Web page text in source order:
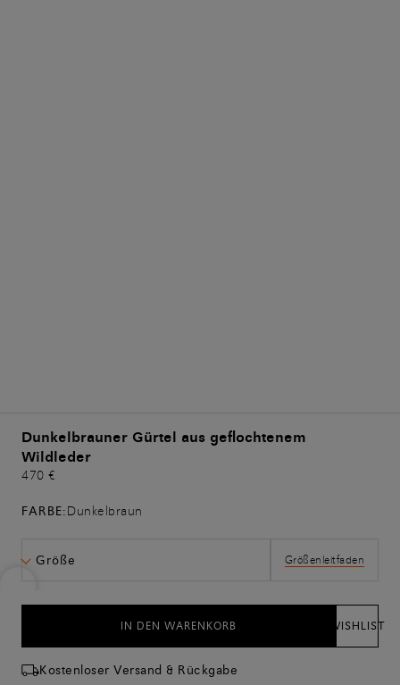
Dunkelbrauner Gürtel aus geflochtenem
Wildleder
470 €
FARBE:Dunkelbraun
Größe Größenleitfaden
IN DEN WARENKORB WISHLIST
Kostenloser Versand & Rückgabe